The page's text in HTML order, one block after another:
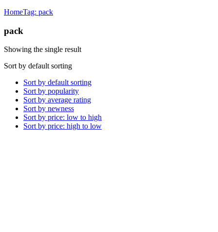
HomeTag: pack
pack
Showing the single result
Sort by default sorting
Sort by default sorting
Sort by popularity
Sort by average rating
Sort by newness
Sort by price: low to high
Sort by price: high to low